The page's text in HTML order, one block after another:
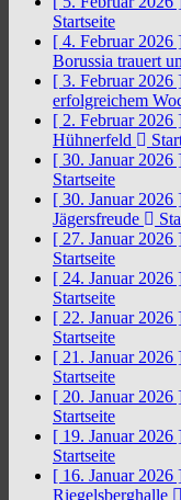
Startseite
[ 4. Februar 2026
Borussia trauert
[ 3. Februar 2026
erfolgreichem
[ 2. Februar 2026
Hühnerfeld
[ 30. Januar 2026
Startseite
[ 30. Januar 2026
Jägersfreude
[ 27. Januar 2026
Startseite
[ 24. Januar 2026
Startseite
[ 22. Januar 2026
Startseite
[ 21. Januar 2026
Startseite
[ 20. Januar 2026
Startseite
[ 19. Januar 2026
Startseite
[ 16. Januar 2026
Riegelsberghalle